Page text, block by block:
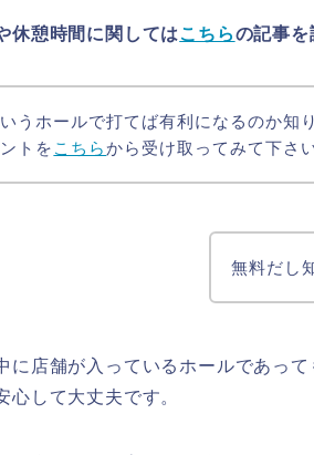
休憩時間に関してはこちらの記事を
うホールで打てば有利になるのか知
トを こちらから受け取ってみて下さい
無料だし
に店舗が入っているホールであっ
心して大丈夫です。